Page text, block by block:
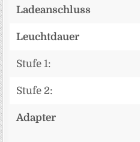
Ladeanschluss
Leuchtdauer
Stufe 1:
Stufe 2:
Adapter